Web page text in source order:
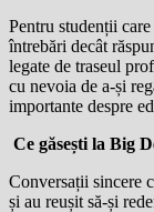
Pentru studenții
întrebări decât
legate de traseul
cu nevoia de a-și
importante despre
Ce găsești la Big
Conversații sincere
și au reușit să-și